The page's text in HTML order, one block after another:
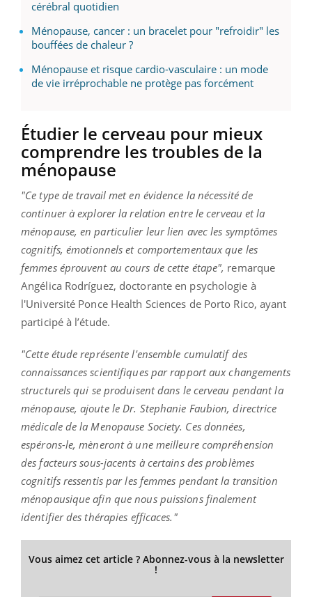
cérébral quotidien
Ménopause, cancer : un bracelet pour "refroidir" les
bouffées de chaleur ?
Ménopause et risque cardio-vasculaire : un mode
de vie irréprochable ne protège pas forcément
Étudier le cerveau pour mieux
comprendre les troubles de la
ménopause
"Ce type de travail met en évidence la nécessité de
continuer à explorer la relation entre le cerveau et la
ménopause, en particulier leur lien avec les symptômes
cognitifs, émotionnels et comportementaux que les
femmes éprouvent au cours de cette étape", remarque
Angélica Rodríguez, doctorante en psychologie à
l'Université Ponce Health Sciences de Porto Rico, ayant
participé à l’étude.
"Cette étude représente l'ensemble cumulatif des
connaissances scientifiques par rapport aux changements
structurels qui se produisent dans le cerveau pendant la
ménopause, ajoute le Dr. Stephanie Faubion, directrice
médicale de la Menopause Society. Ces données,
espérons-le, mèneront à une meilleure compréhension
des facteurs sous-jacents à certains des problèmes
cognitifs ressentis par les femmes pendant la transition
ménopausique afin que nous puissions finalement
identifier des thérapies efficaces."
Vous aimez cet article ? Abonnez-vous à la newsletter
!